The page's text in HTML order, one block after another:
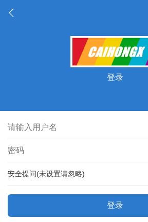
登录
安全提问(未设置请忽略)
登录